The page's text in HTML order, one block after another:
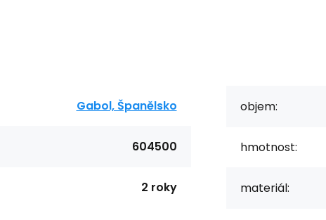
Gabol, Španělsko
604500
2 roky
objem:
hmotnost:
materiál: